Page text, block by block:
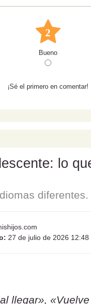
2
Bueno
¡Sé el primero en comentar!
lo
diferentes.
27 de julio de 2026 12:48
llegar»,